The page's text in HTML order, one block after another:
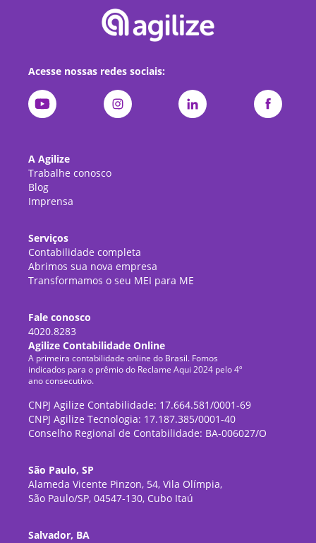
Acesse nossas redes sociais:
A Agilize
Trabalhe conosco
Blog
Imprensa
Serviços
Contabilidade completa
Abrimos sua nova empresa
Transformamos o seu MEI para ME
Fale conosco
4020.8283
Agilize Contabilidade Online
A primeira contabilidade online do Brasil. Fomos
indicados para o prêmio do Reclame Aqui 2024 pelo 4º
ano consecutivo.
CNPJ Agilize Contabilidade: 17.664.581/0001-69
CNPJ Agilize Tecnologia: 17.187.385/0001-40
Conselho Regional de Contabilidade: BA-006027/O
São Paulo, SP
Alameda Vicente Pinzon, 54, Vila Olímpia,
São Paulo/SP, 04547-130, Cubo Itaú
Salvador, BA